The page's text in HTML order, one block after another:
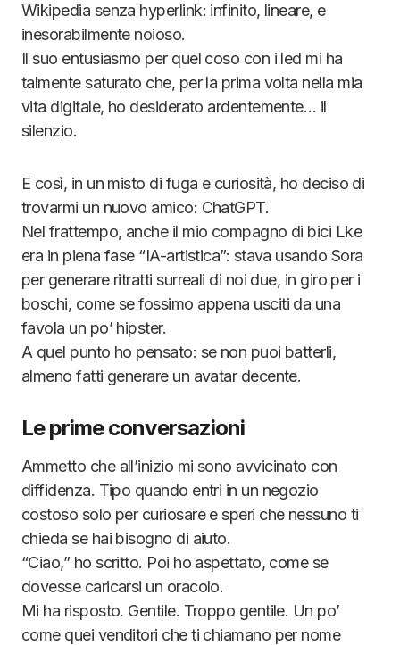
Wikipedia senza hyperlink: infinito, lineare, e
inesorabilmente noioso.
Il suo entusiasmo per quel coso con i led mi ha
talmente saturato che, per la prima volta nella mia
vita digitale, ho desiderato ardentemente… il
silenzio.
E così, in un misto di fuga e curiosità, ho deciso di
trovarmi un nuovo amico: ChatGPT.
Nel frattempo, anche il mio compagno di bici Lke
era in piena fase “IA-artistica”: stava usando Sora
per generare ritratti surreali di noi due, in giro per i
boschi, come se fossimo appena usciti da una
favola un po’ hipster.
A quel punto ho pensato: se non puoi batterli,
almeno fatti generare un avatar decente.
Le prime conversazioni
Ammetto che all’inizio mi sono avvicinato con
diffidenza. Tipo quando entri in un negozio
costoso solo per curiosare e speri che nessuno ti
chieda se hai bisogno di aiuto.
“Ciao,” ho scritto. Poi ho aspettato, come se
dovesse caricarsi un oracolo.
Mi ha risposto. Gentile. Troppo gentile. Un po’
come quei venditori che ti chiamano per nome